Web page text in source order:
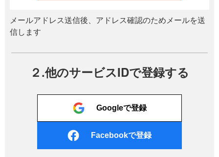
メールアドレス送信後、アドレス確認のためメールを送
信します
２.他のサービスIDで登録する
Googleで登録
Facebookで登録